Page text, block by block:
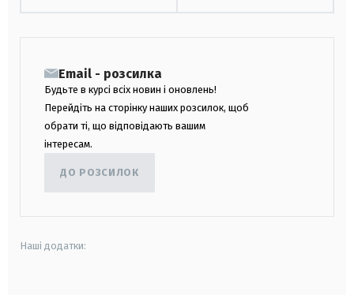
Email - розсилка
Будьте в курсі всіх новин і оновлень!
Перейдіть на сторінку наших розсилок, щоб
обрати ті, що відповідають вашим
інтересам.
ДО РОЗСИЛОК
Наші додатки: